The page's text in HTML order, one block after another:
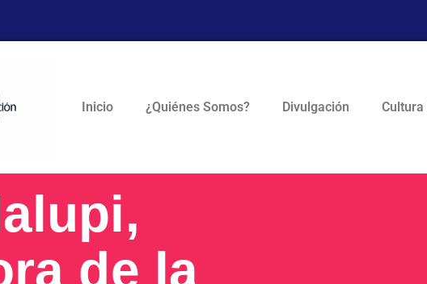
Inicio ¿Quiénes Somos? Divulgación
de la